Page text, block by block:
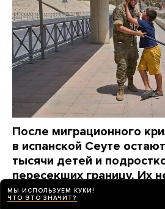
После миграционного
в испанской Сеуте
тысячи детей и
пересекших границу. Их
отправить назад
МЫ ИСПОЛЬЗУЕМ КУКИ!
ЧТО ЭТО ЗНАЧИТ?